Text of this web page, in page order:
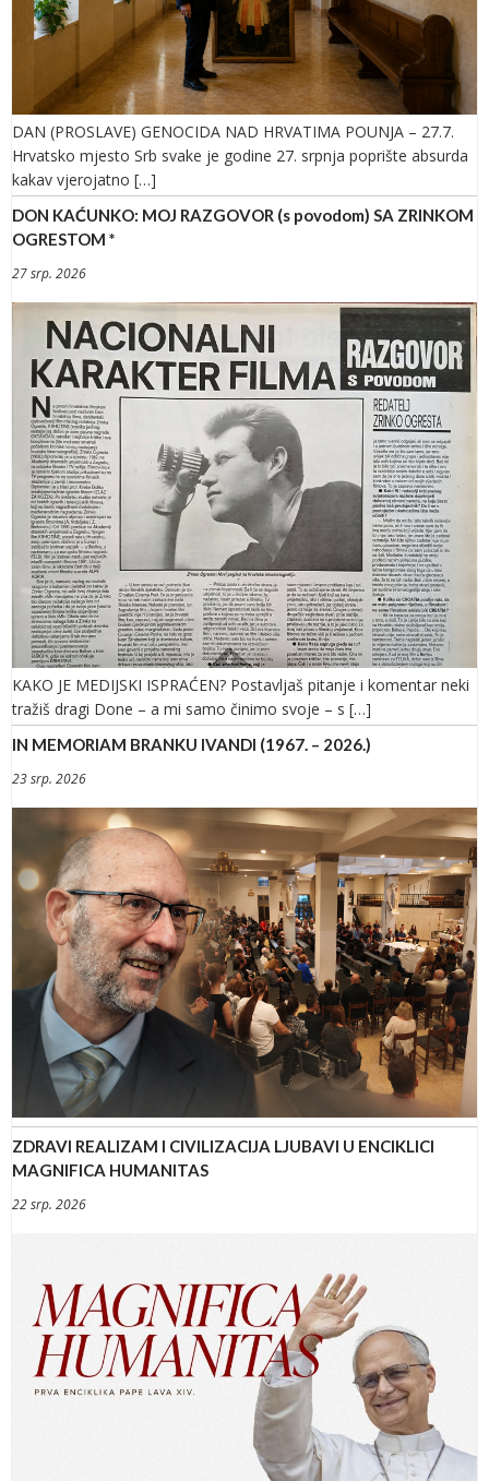
DAN (PROSLAVE) GENOCIDA NAD HRVATIMA POUNJA – 27.7.
Hrvatsko mjesto Srb svake je godine 27. srpnja poprište absurda
kakav vjerojatno […]
DON KAĆUNKO: MOJ RAZGOVOR (s povodom) SA ZRINKOM
OGRESTOM *
27 srp. 2026
KAKO JE MEDIJSKI ISPRAĆEN? Postavljaš pitanje i komentar neki
tražiš dragi Done – a mi samo činimo svoje – s […]
IN MEMORIAM BRANKU IVANDI (1967. – 2026.)
23 srp. 2026
ZDRAVI REALIZAM I CIVILIZACIJA LJUBAVI U ENCIKLICI
MAGNIFICA HUMANITAS
22 srp. 2026